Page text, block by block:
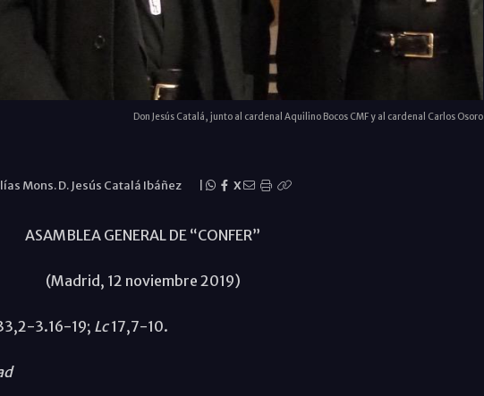
Don Jesús Catalá, junto al cardenal Aquilino Bocos CMF y al cardenal Carlos Osoro
Mons. D. Jesús Catalá Ibáñez X
ASAMBLEA GENERAL DE “CONFER”
(Madrid, 12 noviembre 2019)
3.16-19; Lc17,7-10.